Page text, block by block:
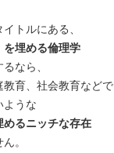
トルにある、
埋める倫理学
なら、
育、社会教育などで
ような
るニッチな存在
。